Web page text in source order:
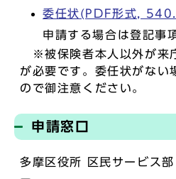
委任状(PDF形式,
申請する場合は登記事
※被保険者本人以外が来
が必要です。委任状がない
ので御注意ください。
申請窓口
多摩区役所 区民サービス